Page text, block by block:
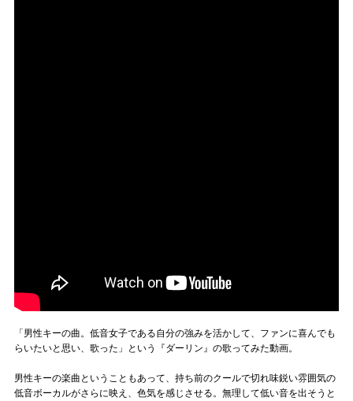
「男性キーの曲。低音女子である自分の強みを活かして、ファンに喜んでも
らいたいと思い、歌った」という『ダーリン』の歌ってみた動画。
男性キーの楽曲ということもあって、持ち前のクールで切れ味鋭い雰囲気の
低音ボーカルがさらに映え、色気を感じさせる。無理して低い音を出そうと